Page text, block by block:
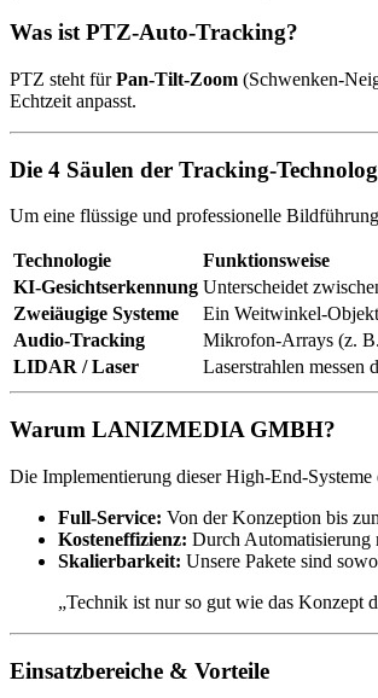
Was ist PTZ-Auto-Tracking?
PTZ steht fürPan-Tilt-Zoom (Schwenken-
Echtzeit anpasst.
Die 4 Säulen der Tracking-
Um eine flüssige und professionelle
Technologie Funktionsweise
KI-Gesichtserkennung Unterscheidet
Zweiäugige Systeme
Ein Weitwinkel-
Audio-Tracking
Mikrofon-Arrays (z.
LIDAR / Laser
Laserstrahlen messen
Warum LANIZMEDIA GMBH?
Die Implementierung dieser High-End-
Full-Service: Von der Konzeption bis
Kosteneffizienz: Durch Automatisierung
Skalierbarkeit: Unsere Pakete sind
„Technik ist nur so gut wie das Konzept
Einsatzbereiche & Vorteile